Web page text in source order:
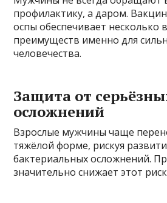
профилактику, а даром.
оспы обеспечивает несколько
преимуществ именно для
человечества.
Защита от
осложнений
Взрослые мужчины чаще
тяжёлой форме, рискуя
бактериальных осложнений.
значительно снижает этот